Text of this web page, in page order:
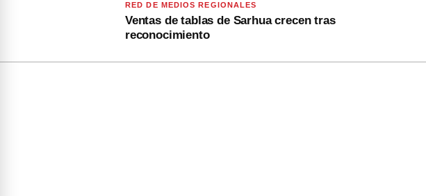
RED DE MEDIOS REGIONALES
Ventas de tablas de Sarhua crecen tras
reconocimiento